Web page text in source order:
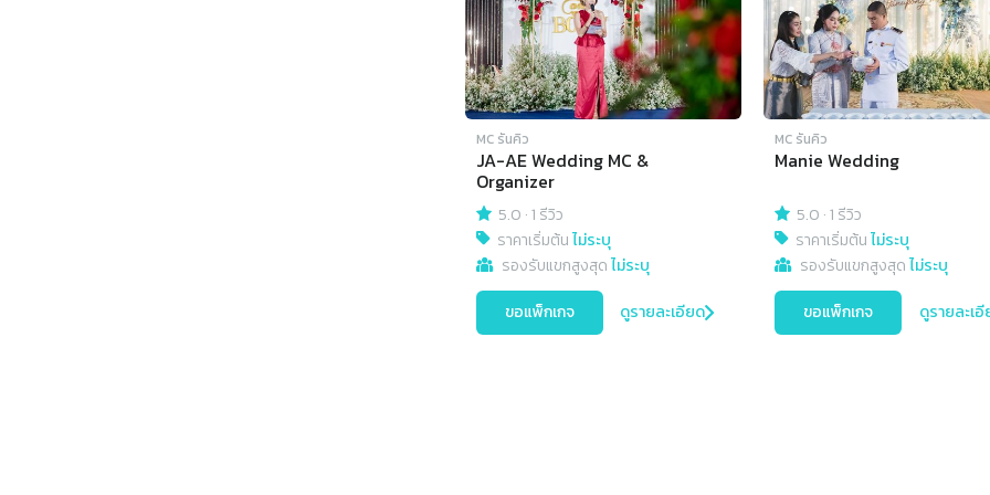
MC รันคิว
JA-AE Wedding MC &
Organizer
5.0 ·1 รีวิว
ราคาเริ่มต้นไม่ระบุ
รองรับแขกสูงสุดไม่ระบุ
ขอแพ็กเกจ ดูรายละเอียด
MC รันคิว
Manie Wedding
5.0 ·1 รีวิว
ราคาเริ่มต้นไม่ระบุ
รองรับแขกสูงสุดไม่ระบุ
ขอแพ็กเกจ ดูรายละเ